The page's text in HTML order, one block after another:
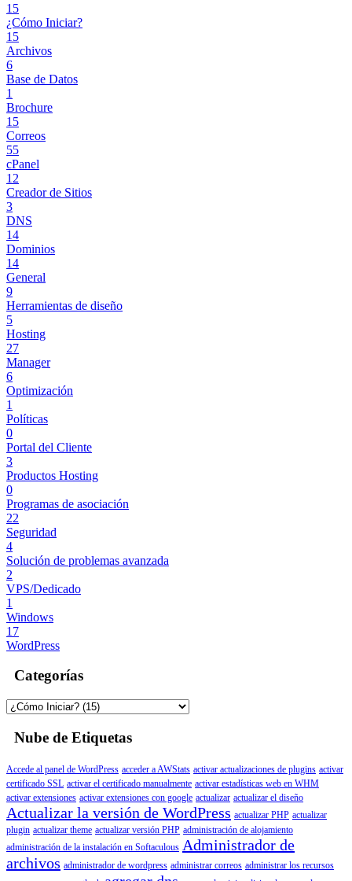
15
¿Cómo Iniciar?
15
Archivos
6
Base de Datos
1
Brochure
15
Correos
55
cPanel
12
Creador de Sitios
3
DNS
14
Dominios
14
General
9
Herramientas de diseño
5
Hosting
27
Manager
6
Optimización
1
Políticas
0
Portal del Cliente
3
Productos Hosting
0
Programas de asociación
22
Seguridad
4
Solución de problemas avanzada
2
VPS/Dedicado
1
Windows
17
WordPress
Categorías
Nube de Etiquetas
Accede al panel de WordPress acceder a AWStats activar actualizaciones de plugins activar
certificado SSL activar el certificado manualmente activar estadísticas web en WHM
activar extensiones activar extensiones con google actualizar actualizar el diseño
Actualizar la versión de WordPress actualizar PHP actualizar
plugin actualizar theme actualizar versión PHP administración de alojamiento
administración de la instalación en Softaculous Administrador de
archivos administrador de wordpress administrar correos administrar los recursos